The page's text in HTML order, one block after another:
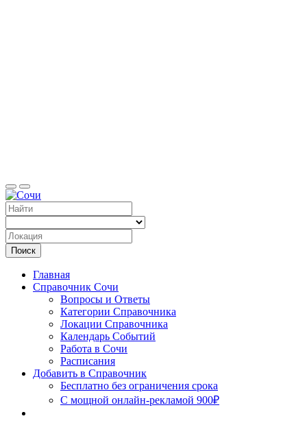
Сочи
Поиск
Главная
Справочник Сочи
Вопросы и Ответы
Категории Справочника
Локации Справочника
Календарь Событий
Работа в Сочи
Расписания
Добавить в Справочник
Бесплатно без ограничения срока
С мощной онлайн-рекламой 900₽